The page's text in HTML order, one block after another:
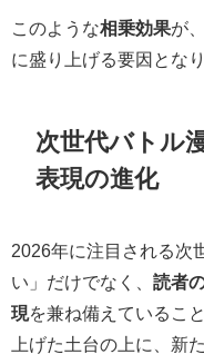
このような相乗効果が
に盛り上げる要因となり
次世代バトル
表現の進化
2026年に注目される次
い」だけでなく、 読者
現を兼ね備えているこ
上げた土台の上に、新